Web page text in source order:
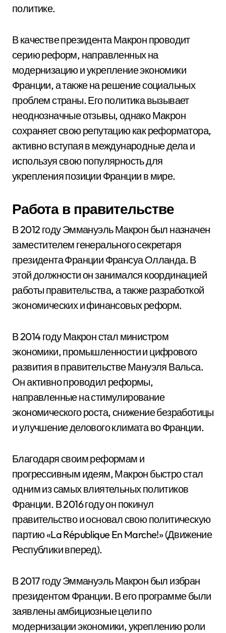
политике.
В качестве президента Макрон проводит
серию реформ, направленных на
модернизацию и укрепление экономики
Франции, а также на решение социальных
проблем страны. Его политика вызывает
неоднозначные отзывы, однако Макрон
сохраняет свою репутацию как реформатора,
активно вступая в международные дела и
используя свою популярность для
укрепления позиции Франции в мире.
Работа в правительстве
В 2012 году Эммануэль Макрон был назначен
заместителем генерального секретаря
президента Франции Франсуа Олланда. В
этой должности он занимался координацией
работы правительства, а также разработкой
экономических и финансовых реформ.
В 2014 году Макрон стал министром
экономики, промышленности и цифрового
развития в правительстве Мануэля Вальса.
Он активно проводил реформы,
направленные на стимулирование
экономического роста, снижение безработицы
и улучшение делового климата во Франции.
Благодаря своим реформам и
прогрессивным идеям, Макрон быстро стал
одним из самых влиятельных политиков
Франции. В 2016 году он покинул
правительство и основал свою политическую
партию «La République En Marche!» (Движение
Республики вперед).
В 2017 году Эммануэль Макрон был избран
президентом Франции. В его программе были
заявлены амбициозные цели по
модернизации экономики, укреплению роли